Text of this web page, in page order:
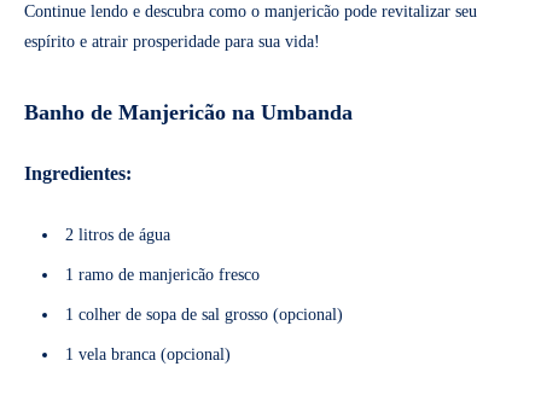
Continue lendo e descubra como o manjericão pode revitalizar seu
espírito e atrair prosperidade para sua vida!
Banho de Manjericão na Umbanda
Ingredientes:
2 litros de água
1 ramo de manjericão fresco
1 colher de sopa de sal grosso (opcional)
1 vela branca (opcional)